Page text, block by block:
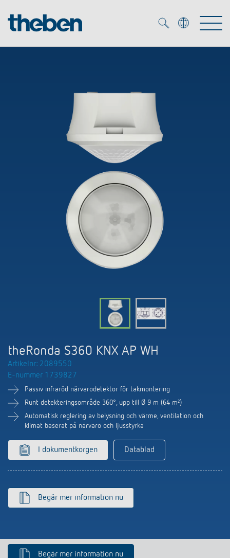
Smart Home
Närvaro- och rörelsedetektor
LED strålkastare
Tid- och ljusstyrning
OEM lösningar
DALI-2 Beslysningsstyrning
KNX-system
DALI-2 ljusstyrning
Närvaro- och rörelsedetektorer
Bryt & dimning LED
Referenser
Apparna från Theben
Mediacenter
Kataloger och broschyrer
Theben AG
Jobb och karriär
Miljö
Design
Historia
Internationell försäljning
LUXORliving
theRonda S360 KNX AP WH
Artikelnr: 2089550
E-nummer 1739827
Passiv infraröd närvarodetektor för takmontering
Runt detekteringsområde 360°, upp till Ø 9 m (64 m²)
Automatisk reglering av belysning och värme, ventilation och
klimat baserat på närvaro och ljusstyrka
I dokumentkorgen Datablad
Begär mer information nu
Begär mer information nu